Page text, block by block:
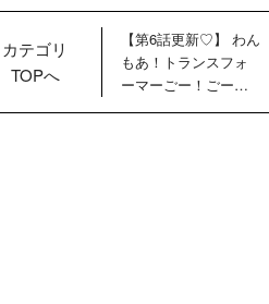
カテゴリ
TOPへ
【第6話更新♡】 わん
もあ！トランスフォ
ーマーごー！ごー！
【月末更新】
クリアボディの
スタースクリー
ム付き！ 『ト
【特別編】トラ
ンスフォーマー
ごー！ごー！